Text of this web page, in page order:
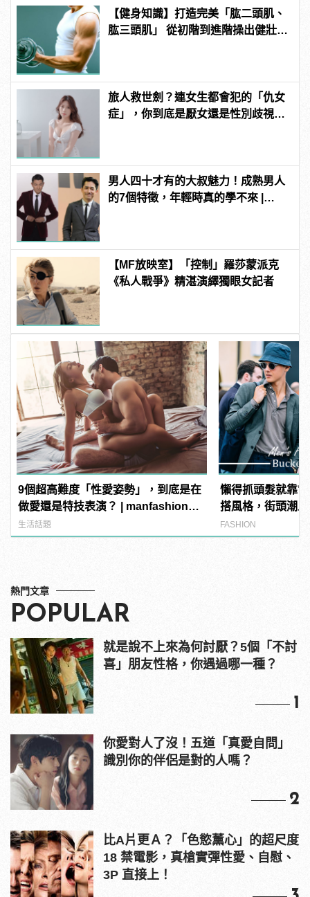
【健身知識】打造完美「肱二頭肌、
肱三頭肌」 從初階到進階操出健壯手
旅人救世劍？連女生都會犯的「仇女
症」，你到底是厭女還是性別歧視？
男人四十才有的大叔魅力！成熟男人
的7個特徵，年輕時真的學不來 |
【MF放映室】「控制」羅莎蒙派克
《私人戰爭》精湛演繹獨眼女記者
9個超高難度「性愛姿勢」，到底是在
做愛還是特技表演？ | manfashion這
樣變型男
生活話題
懶得抓頭髮就靠
搭風格，街頭潮
FASHION
熱門文章
POPULAR
就是說不上來為何討厭？5個「不討
喜」朋友性格，你遇過哪一種？
1
你愛對人了沒！五道「真愛自問」
識別你的伴侶是對的人嗎？
2
比A片更Ａ？「色慾薰心」的超尺度
18 禁電影，真槍實彈性愛、自慰、
3P 直接上！